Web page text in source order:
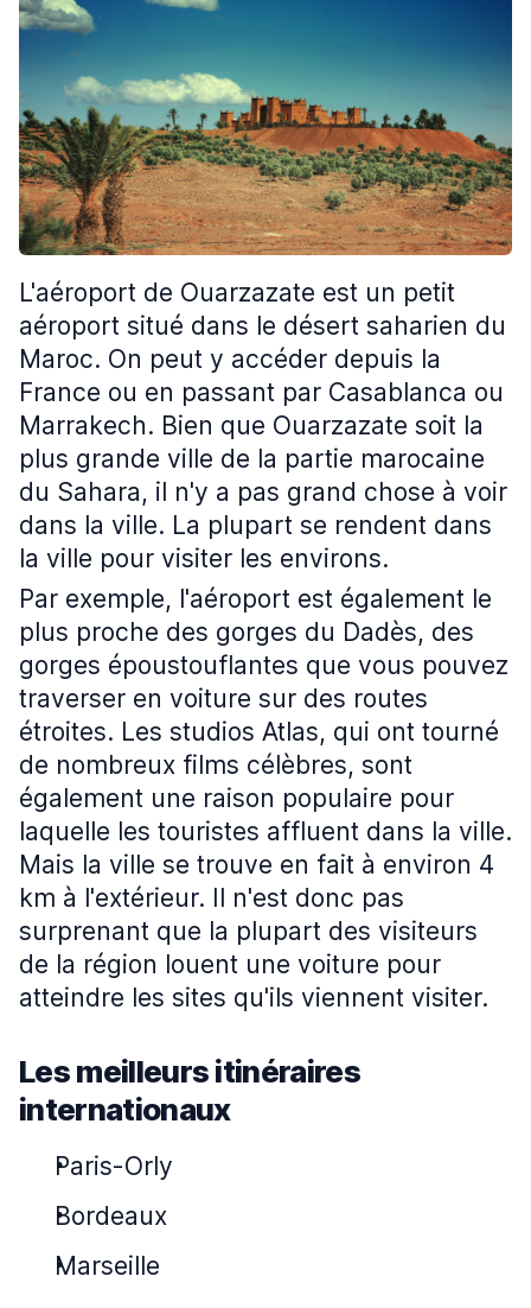
L'aéroport de Ouarzazate est un petit
aéroport situé dans le désert saharien du
Maroc. On peut y accéder depuis la
France ou en passant par Casablanca ou
Marrakech. Bien que Ouarzazate soit la
plus grande ville de la partie marocaine
du Sahara, il n'y a pas grand chose à voir
dans la ville. La plupart se rendent dans
la ville pour visiter les environs.
Par exemple, l'aéroport est également le
plus proche des gorges du Dadès, des
gorges époustouflantes que vous pouvez
traverser en voiture sur des routes
étroites. Les studios Atlas, qui ont tourné
de nombreux films célèbres, sont
également une raison populaire pour
laquelle les touristes affluent dans la ville.
Mais la ville se trouve en fait à environ 4
km à l'extérieur. Il n'est donc pas
surprenant que la plupart des visiteurs
de la région louent une voiture pour
atteindre les sites qu'ils viennent visiter.
Les meilleurs itinéraires
internationaux
Paris-Orly
Bordeaux
Marseille